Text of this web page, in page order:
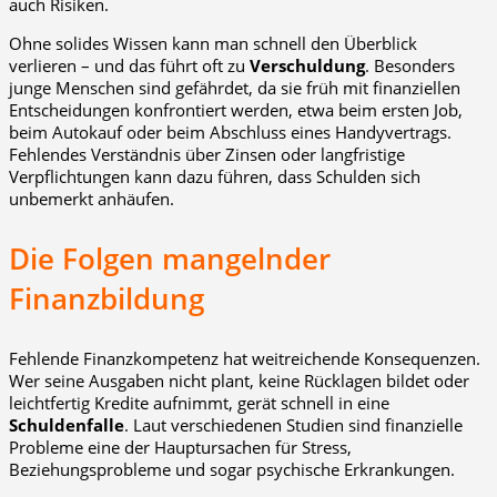
auch Risiken.
Ohne solides Wissen kann man schnell den Überblick
verlieren – und das führt oft zu Verschuldung. Besonders
junge Menschen sind gefährdet, da sie früh mit finanziellen
Entscheidungen konfrontiert werden, etwa beim ersten Job,
beim Autokauf oder beim Abschluss eines Handyvertrags.
Fehlendes Verständnis über Zinsen oder langfristige
Verpflichtungen kann dazu führen, dass Schulden sich
unbemerkt anhäufen.
Die Folgen mangelnder
Finanzbildung
Fehlende Finanzkompetenz hat weitreichende Konsequenzen.
Wer seine Ausgaben nicht plant, keine Rücklagen bildet oder
leichtfertig Kredite aufnimmt, gerät schnell in eine
Schuldenfalle. Laut verschiedenen Studien sind finanzielle
Probleme eine der Hauptursachen für Stress,
Beziehungsprobleme und sogar psychische Erkrankungen.